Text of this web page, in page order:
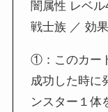
闇属性 レベ
戦士族 ／ 効果
①：このカー
成功した時に
ンスター１体